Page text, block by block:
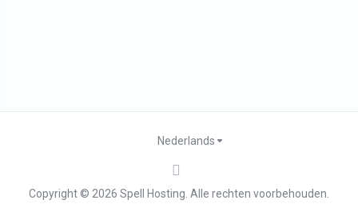
Copyright © 2026 Spell Hosting. Alle rechten voorbehouden.
Nederlands